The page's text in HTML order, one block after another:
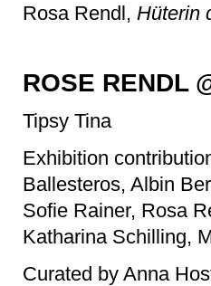
Rosa Rendl, Hüterin
ROSE RENDL
Tipsy Tina
Exhibition
Ballesteros, Albin
Sofie Rainer, Rosa
Katharina Schilling,
Curated by Anna